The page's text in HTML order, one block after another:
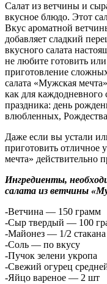
Салат из ветчины и
вкусное блюдо. Этот
Вкус ароматной
добавляет сладкий
вкусного салата
не любите готовить
приготовление
салата «Мужская
как для каждодневного
праздника: день
влюбленных,
Даже если вы устали
приготовить отличное
мечта» действительно
Ингредиенты,
салата из ветчины
-Ветчина — 150 грамм
-Сыр твердый — 100
-Майонез — 1/2
-Соль — по вкусу
-Пучок зелени укропа
-Свежий огурец
-Яйцо вареное — 2 шт